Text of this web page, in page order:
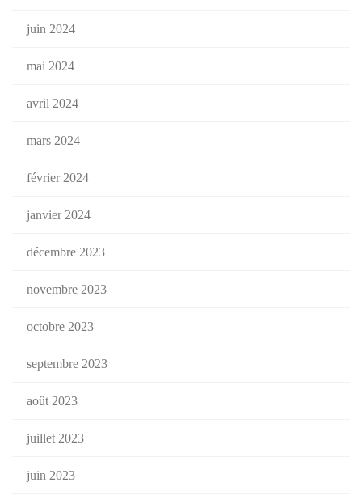
juin 2024
mai 2024
avril 2024
mars 2024
février 2024
janvier 2024
décembre 2023
novembre 2023
octobre 2023
septembre 2023
août 2023
juillet 2023
juin 2023